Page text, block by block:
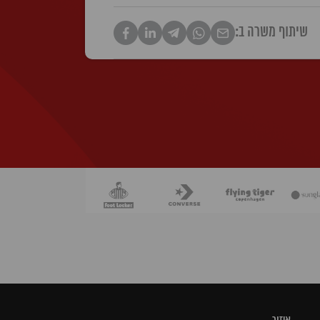
שיתוף משרה ב: